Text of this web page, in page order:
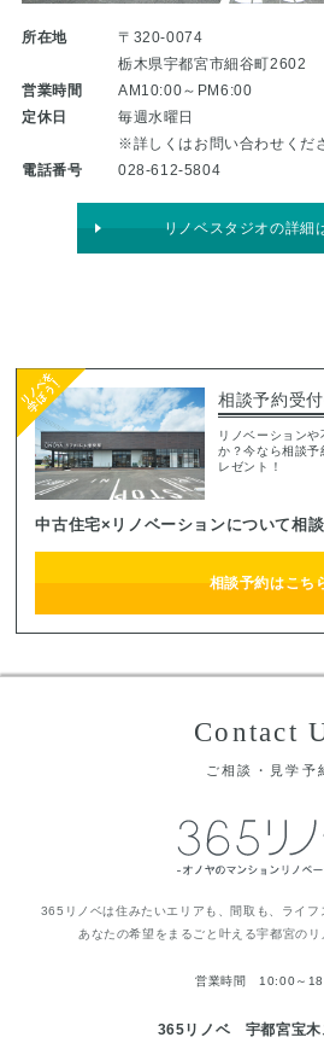
所在地
〒320-0074
栃木県宇都宮市細谷町2602
営業時間
AM10:00～PM6:00
定休日
毎週水曜日
※詳しくはお問い合わせくだ
電話番号
028-612-5804
リノベスタジオの詳細
相談予約受付
リノベーションや
か？今なら相談
レゼント！
中古住宅×リノベーションについて相談
相談予約はこち
Contact
ご相談・見学予
365リノベは住みたいエリアも、間取も、ライフ
あなたの希望をまるごと叶える宇都宮のリ
営業時間 10:00～
365リノベ 宇都宮宝木